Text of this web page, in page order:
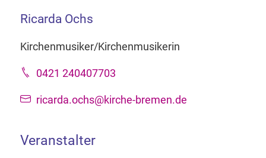
Ricarda Ochs
Kirchenmusiker/Kirchenmusikerin
0421 240407703
ricarda.ochs@kirche-bremen.de
Veranstalter